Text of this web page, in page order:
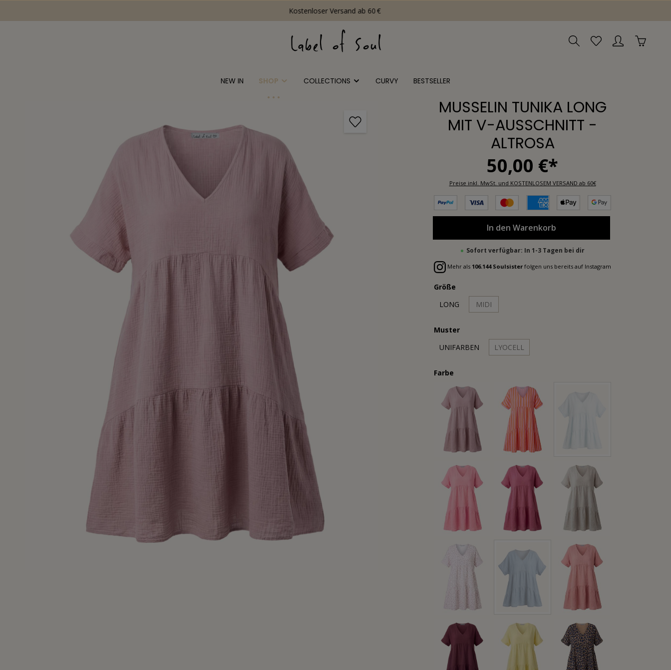
Kostenloser Versand ab 60 €
NEW IN SHOP COLLECTIONS CURVY BESTSELLER
MUSSELIN TUNIKA LONG
MIT V-AUSSCHNITT -
ALTROSA
50,00 €*
Preise inkl. MwSt. und KOSTENLOSEM VERSAND ab 60€
In den Warenkorb
Sofort verfügbar: In 1-3 Tagen bei dir
Mehr als 106.144 Soulsister folgen uns bereits auf Instagram
Größe
LONG
MIDI
Muster
UNIFARBEN
LYOCELL
Farbe